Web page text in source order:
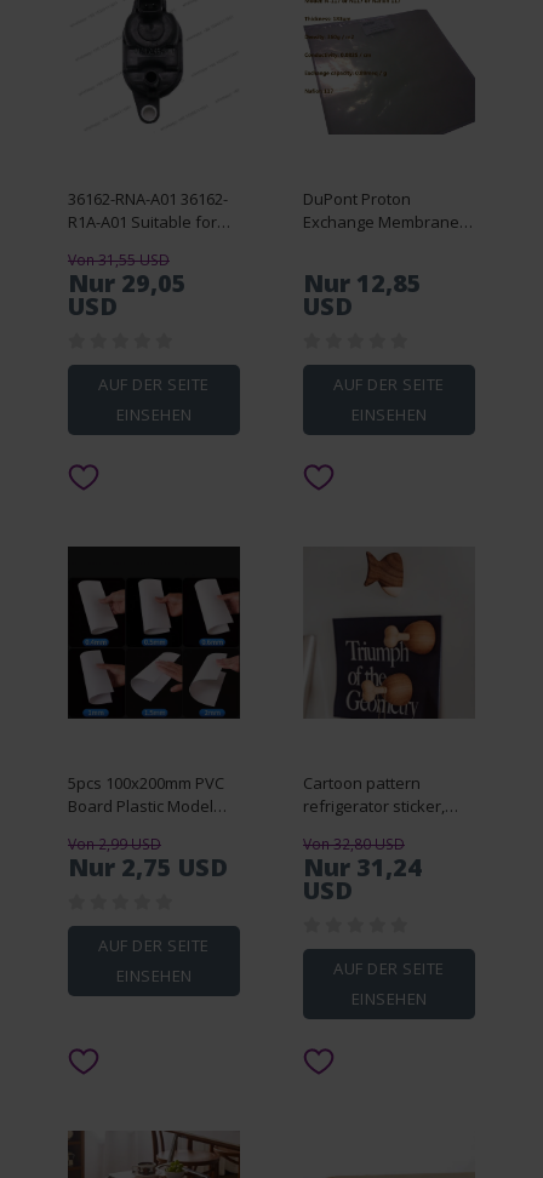
36162-RNA-A01 36162-
R1A-A01 Suitable for
solenoid valve
Von 31,55 USD
Nur 29,05
USD
AUF DER SEITE
EINSEHEN
DuPont Proton
Exchange Membrane
perfluorinated sulfonic
acid ion N117 (5x5 cm,
cm)round
Nur 12,85
USD
AUF DER SEITE
EINSEHEN
5pcs 100x200mm PVC
Board Plastic Model
Model Plate 0.2mm to
1mm thickness
Von 2,99 USD
Nur 2,75 USD
AUF DER SEITE
EINSEHEN
Cartoon pattern
refrigerator sticker,
wood
Von 32,80 USD
Nur 31,24
USD
AUF DER SEITE
EINSEHEN